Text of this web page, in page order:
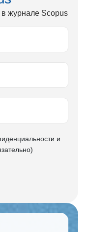
в журнале Scopus
и